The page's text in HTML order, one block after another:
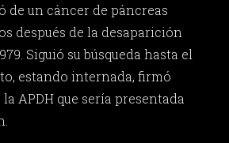
de un cáncer de páncreas
después de la desaparición
Siguió su búsqueda hasta el
estando internada, firmó
APDH que sería presentada